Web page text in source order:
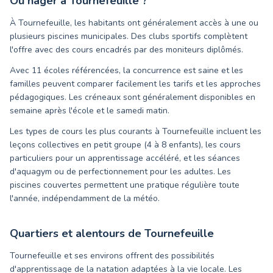
À Tournefeuille, les habitants ont généralement accès à une ou
plusieurs piscines municipales. Des clubs sportifs complètent
l'offre avec des cours encadrés par des moniteurs diplômés.
Avec 11 écoles référencées, la concurrence est saine et les
familles peuvent comparer facilement les tarifs et les approches
pédagogiques. Les créneaux sont généralement disponibles en
semaine après l'école et le samedi matin.
Les types de cours les plus courants à Tournefeuille incluent les
leçons collectives en petit groupe (4 à 8 enfants), les cours
particuliers pour un apprentissage accéléré, et les séances
d'aquagym ou de perfectionnement pour les adultes. Les
piscines couvertes permettent une pratique régulière toute
l'année, indépendamment de la météo.
Quartiers et alentours de Tournefeuille
Tournefeuille et ses environs offrent des possibilités
d'apprentissage de la natation adaptées à la vie locale. Les